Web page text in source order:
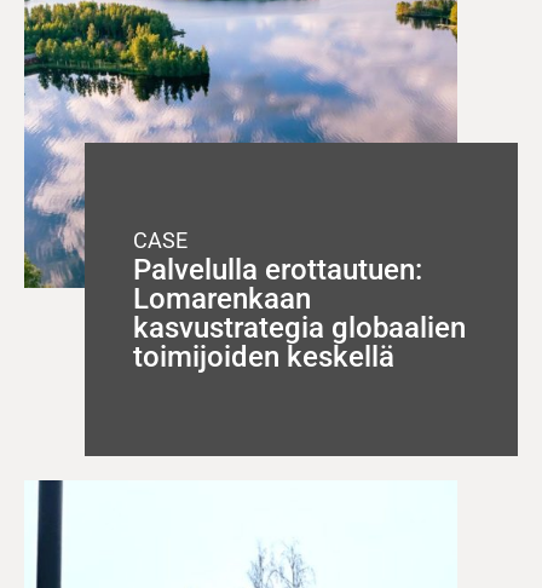
CASE
Palvelulla erottautuen:
Lomarenkaan
kasvustrategia globaalien
toimijoiden keskellä